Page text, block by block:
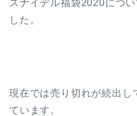
スナイデル福袋2020につ
した。
現在では売り切れが続出し
ています。